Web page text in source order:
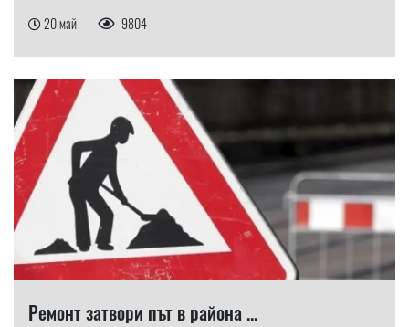
20 май 9804
Ремонт затвори път в района ...